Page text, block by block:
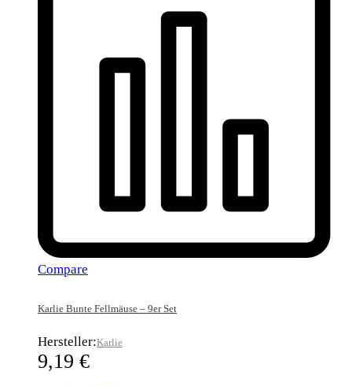
Compare
Karlie Bunte Fellmäuse – 9er Set
Hersteller:Karlie
9,19 €